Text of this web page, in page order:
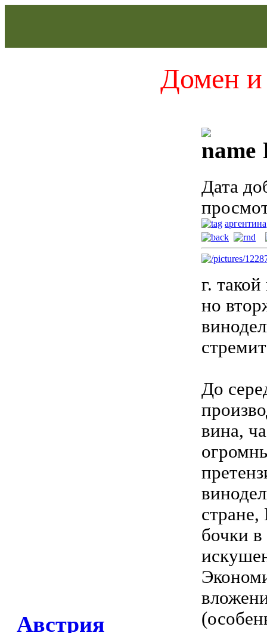
Домен и
Австрия
Дата
аргентина
г.
но
До
вина,
бочки в